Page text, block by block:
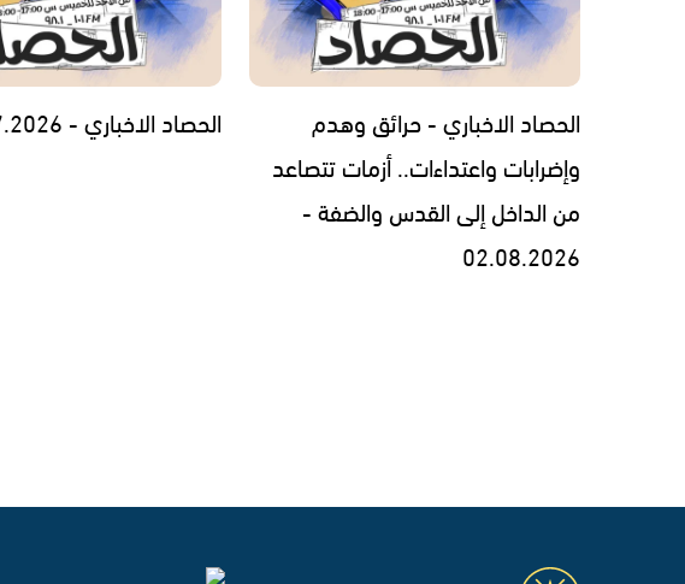
الحصاد الاخباري - حرائق وهدم
وإضرابات واعتداءات.. أزمات تتصاعد
من الداخل إلى القدس والضفة -
02.08.2026
الحصاد الاخباري - 30.07.2026